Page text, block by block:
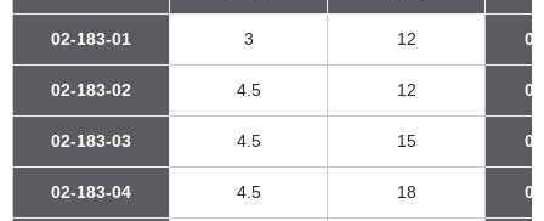
02-183-01 3 12
02-183-02 4.5 12
02-183-03 4.5 15
02-183-04 4.5 18